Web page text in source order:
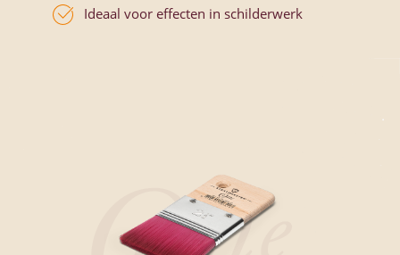
Ideaal voor effecten in schilderwerk